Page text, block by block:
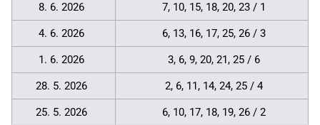
8. 6. 2026 7, 10, 15, 18, 20, 23 / 1
4. 6. 2026 6, 13, 16, 17, 25, 26 / 3
1. 6. 2026 3, 6, 9, 20, 21, 25 / 6
28. 5. 2026 2, 6, 11, 14, 24, 25 / 4
25. 5. 2026 6, 10, 17, 18, 19, 26 / 2